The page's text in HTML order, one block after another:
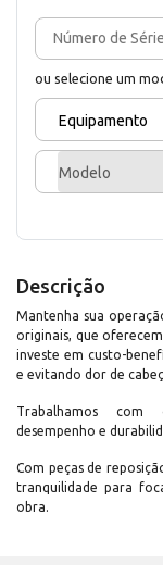
ou selecione um
Equipamento
Modelo
Descrição
Mantenha sua
originais, que
investe em custo-
e evitando dor de
Trabalhamos com
desempenho e
Com peças de
tranquilidade para
obra.